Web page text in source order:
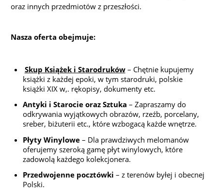
oraz innych przedmiotów z przeszłości.
Nasza oferta obejmuje:
Skup Książek i Starodruków– Chętnie kupujemy
książki z każdej epoki, w tym starodruki, polskie
książki XIX w,. rękopisy, dokumenty etc.
Antyki i Starocie oraz Sztuka – Zapraszamy do
odkrywania wyjątkowych obrazów, rzeźb, porcelany,
sreber, biżuterii etc., które wzbogacą każde wnętrze.
Płyty Winylowe– Dla prawdziwych melomanów
oferujemy szeroką gamę płyt winylowych, które
zadowolą każdego kolekcjonera.
Przedwojenne pocztówki – z terenów byłej i obecnej
Polski.